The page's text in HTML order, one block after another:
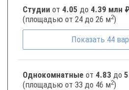
Студии от 4.05 до 4.39 млн
(площадью от 24 до 26 м2)
Показать 44
Однокомнатные от 4.83 до
(площадью от 33 до 46 м2)